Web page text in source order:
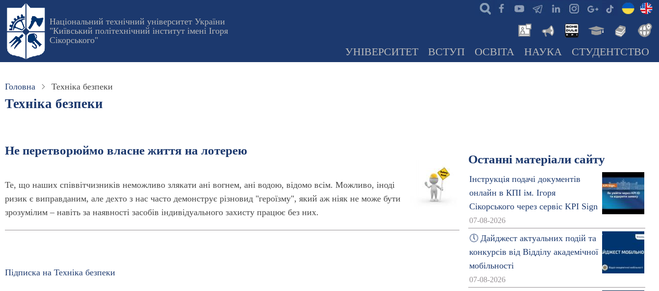
Перейти
основного
вмісту
Національний технічний університет України
"Київський політехнічний інститут імені Ігоря
Сікорського"
УНІВЕРСИТЕТ ВСТУП ОСВІТА НАУКА СТУДЕНТСТВО
Головна Техніка безпеки
Техніка безпеки
Не перетворюймо власне життя на лотерею
Те, що наших співвітчизників неможливо злякати ані вогнем, ані водою, відомо всім. Можливо, іноді
ризик є виправданим, але дехто з нас часто демонструє різновид "героїзму", який аж ніяк не може бути
зрозумілим – навіть за наявності засобів індивідуального захисту працює без них.
Підписка на Техніка безпеки
Останні матеріали сайту
Інструкція подачі документів
онлайн в КПІ ім. Ігоря
Сікорського через сервіс KPI Sign
07-08-2026
🕔 Дайджест актуальних подій та
конкурсів від Відділу академічної
мобільності
07-08-2026